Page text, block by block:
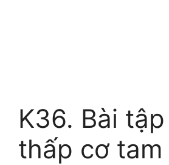
K36. Bài
thấp cơ tam